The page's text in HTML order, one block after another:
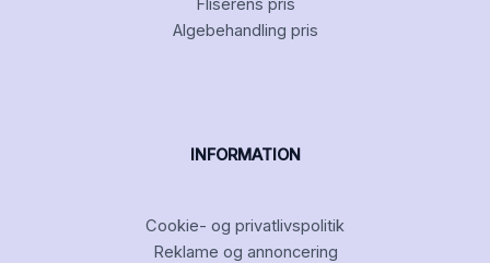
Fliserens pris
Algebehandling pris
INFORMATION
Cookie- og privatlivspolitik
Reklame og annoncering